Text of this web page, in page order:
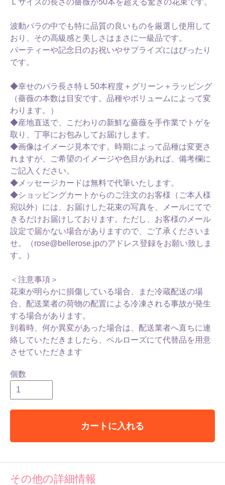
波動バラの中でも特に品質の良いものを厳選し使用して
おり、その高級感と美しさはまさに一級品です。
パーティーや記念日のお祝いやサプライズにはぴったり
です。
◆幸せのバラ長さ特Ｌ50本程度＋グリーン＋ラッピング
（薔薇の本数は目安です。品種やボリュームによって変
わります。）
◆産地直送で、こだわりの新鮮な薔薇を手作業でトゲを
取り、丁寧にお包みしてお届けします。
◆画像はイメージ見本です。時期によって品種は変更さ
れますが、ご希望のイメージや色目があれば、備考欄に
ご記入ください。
◆メッセージカードは無料で代筆いたします。
◆ショッピングカートからのご注文のお客様（ご本人様
宛以外）には、お届けした花束の写真を、メールにてで
きるだけお届けしております。ただし、お客様のメール
設定で届かない場合がありますので、ご了承くださいま
せ。（rose@bellerose.jpのアドレス登録をお願い致しま
す。）
＜注意事項＞
花束が明らかに損傷している場合、また冷蔵配送の場
合、配送業者の荷物の配置による冷凍される事故が発生
する場合があります。
到着時、何か異変があった場合は、配送業者へ直ちに連
絡していただきましたら、ベルローズにて代替品を用意
させていただきます
個数
カートに入れる
その他の詳細情報